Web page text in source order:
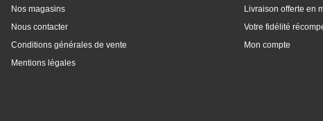
Nos magasins
Nous contacter
Conditions générales de vente
Mentions légales
Livraison offerte en
Votre fidélité
Mon compte